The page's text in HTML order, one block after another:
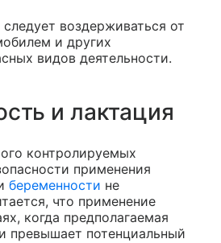
воздерживаться от
и других
видов деятельности.
и лактация
контролируемых
применения
беременности не
что применение
когда предполагаемая
превышает потенциальный